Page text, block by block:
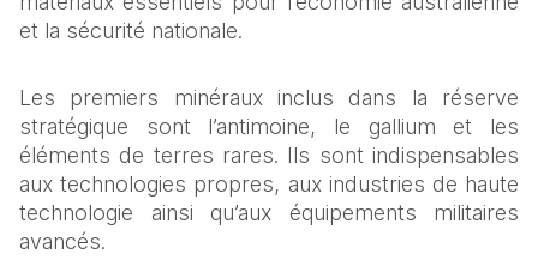
et la sécurité nationale.
Les premiers minéraux inclus dans la réserve
stratégique sont l’antimoine, le gallium et les
éléments de terres rares. Ils sont indispensables
aux technologies propres, aux industries de haute
technologie ainsi qu’aux équipements militaires
avancés.